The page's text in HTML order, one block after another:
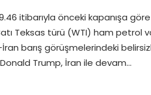
itibarıyla önceki kapanışa göre
Teksas türü (WTI) ham petrol
İran barış görüşmelerindeki
Trump, İran ile devam…